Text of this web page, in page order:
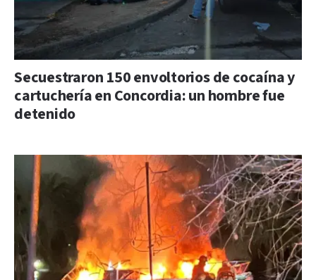
Secuestraron 150 envoltorios de cocaína y
cartuchería en Concordia: un hombre fue
detenido